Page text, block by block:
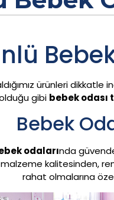
ürünleri
gibi bebek odası
Bebek
odalarında
kalitesinden,
rahat olmalarına